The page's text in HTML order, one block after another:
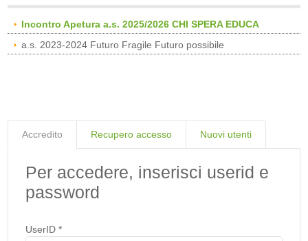
Incontro Apetura a.s. 2025/2026 CHI SPERA EDUCA
a.s. 2023-2024 Futuro Fragile Futuro possibile
Accredito Recupero accesso Nuovi utenti
Per accedere, inserisci userid e
password
UserID*